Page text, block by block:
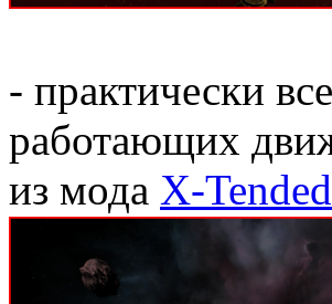
- практически
работающих
из мода X-